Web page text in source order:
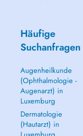
Häufige
Suchanfragen
Augenheilkunde
(Ophthalmologie -
Augenarzt) in
Luxemburg
Dermatologie
(Hautarzt) in